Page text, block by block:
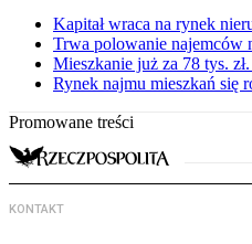
Kapitał wraca na rynek
Trwa polowanie najemców
Mieszkanie już za 78 tys.
Rynek najmu mieszkań się
Promowane treści
KONTAKT